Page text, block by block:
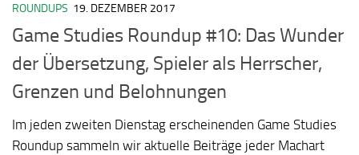
ROUNDUPS 19. DEZEMBER 2017
Game Studies Roundup #10: Das Wunder
der Übersetzung, Spieler als Herrscher,
Grenzen und Belohnungen
Im jeden zweiten Dienstag erscheinenden Game Studies
Roundup sammeln wir aktuelle Beiträge jeder Machart